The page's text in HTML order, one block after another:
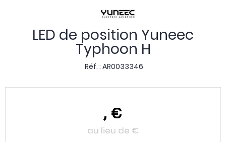
LED de position Yuneec
Typhoon H
Réf. : AR0033346
, €
au lieu de €